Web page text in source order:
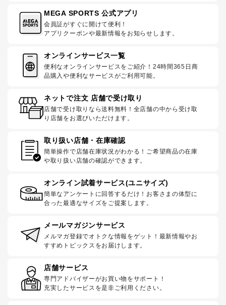
MEGA SPORTS 公式アプリ
会員証がすぐに開けて便利！
アプリクーポンや最新情報をお知らせします。
オンラインサービス一覧
便利なオンラインサービスをご紹介！24時間365日商
品購入や便利なサービスがご利用可能。
ネットで注文 店舗で受け取り
店舗で受け取りなら送料無料！全店舗の中から受け取
り店舗をお選びいただけます。
取り扱い店舗・在庫確認
簡単操作で店舗在庫状況がわかる！ご希望商品の在庫
や取り扱い店舗の確認ができます。
オンライン試着サービス(ユニサイズ)
簡単なアンケートに回答するだけ！お客さまの体型に
合った最適なサイズをご提案します。
メールマガジンサービス
メルマガ登録でオトクな情報をゲット！最新情報やお
すすめトピックスをお届けします。
店舗サービス
専門アドバイザーがお買い物をサポート！
充実したサービスを是非ご利用ください。